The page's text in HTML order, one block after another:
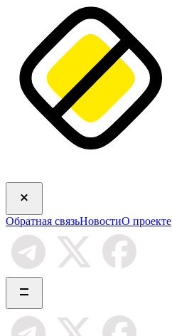
Обратная связьНовостиО проекте